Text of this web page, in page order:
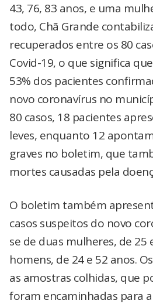
43, 76, 83 anos, e uma
todo, Chã Grande
recuperados entre os 80
Covid-19, o que significa
53% dos pacientes
novo coronavírus no
80 casos, 18 pacientes
leves, enquanto 12
graves no boletim, que
mortes causadas pela
O boletim também
casos suspeitos do novo
se de duas mulheres, de 25
homens, de 24 e 52 anos.
as amostras colhidas, que
foram encaminhadas para